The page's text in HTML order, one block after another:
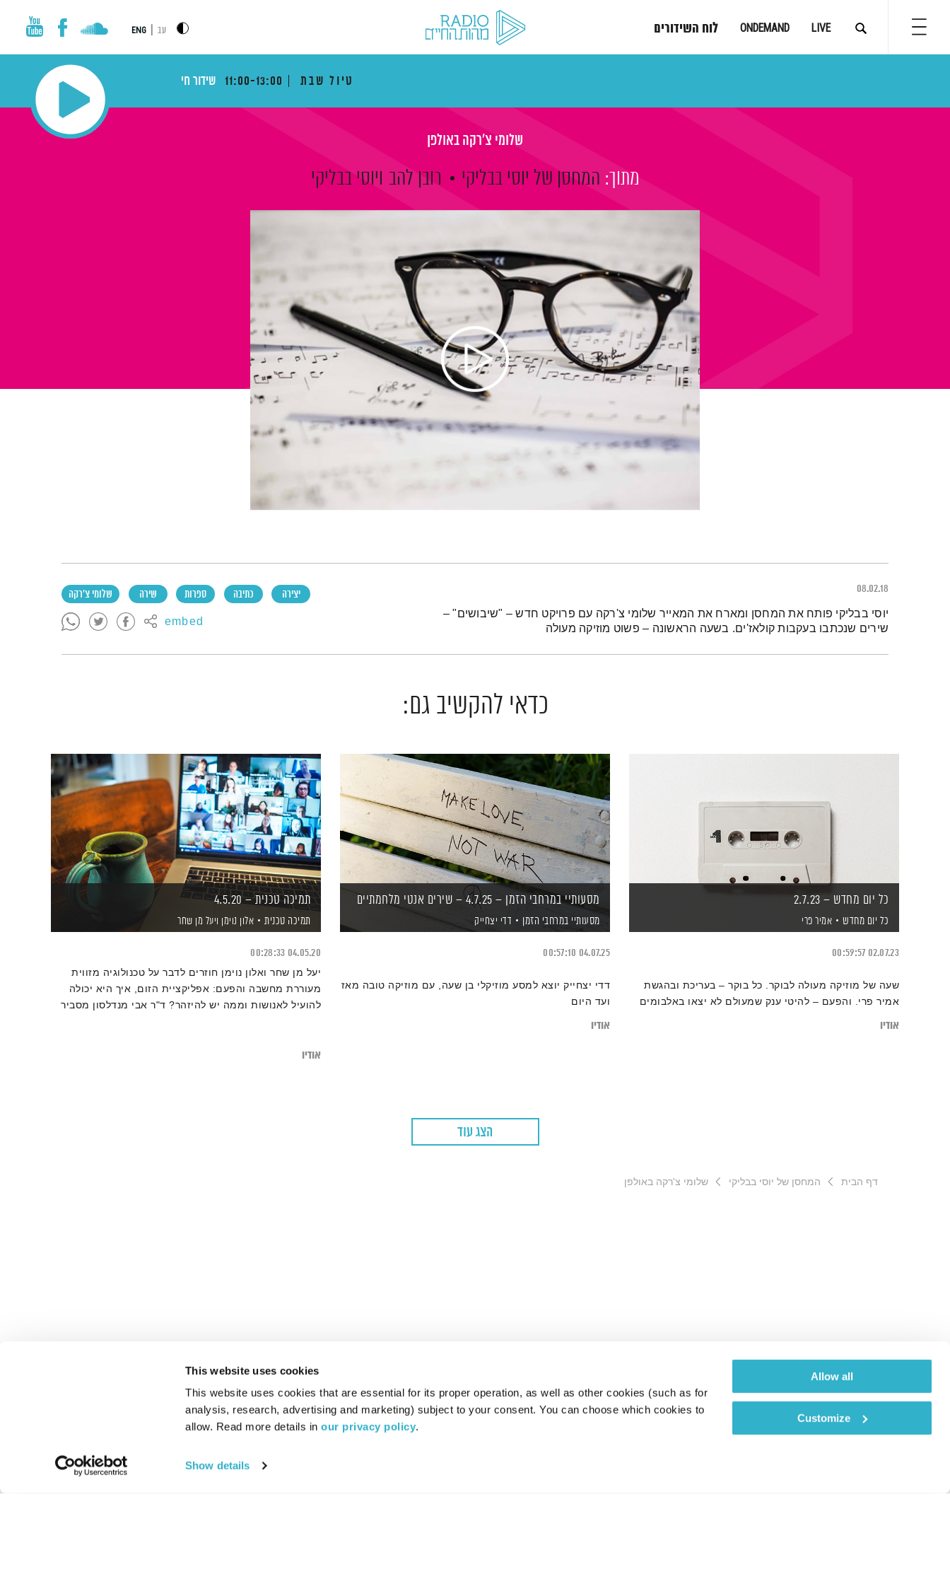
This website uses cookies
This website uses cookies that are essential for its proper operation, as well as other cookies (such as for
analysis, research, advertising and marketing) subject to your consent. You can choose which cookies to
allow. Read more details in our privacy policy.
Show details
Allow all
Customize
LIVE
ONDEMAND לוח השידורים עב ENG
טיול שבת 11:00-13:00 שידור חי
שלומי צ'רקה באולפן
מתוך: המחסן של יוסי בבליקי רובן להב ויוסי בבליקי
08.02.18 יצירה כתיבה ספרות שירה שלומי צ'רקה
embed תמצית הפודקאסט
יוסי בבליקי פותח את המחסן ומארח את המאייר שלומי צ'רקה עם פרויקט חדש – "שיבושים" –
שירים שנכתבו בעקבות קולאז'ים. בשעה הראשונה – פשוט מוזיקה מעולה
כדאי להקשיב גם:
כל יום מחדש – 2.7.23
כל יום מחדש אמיר פרי
02.07.23
00:59:57
שעה של מוזיקה מעולה לבוקר. כל בוקר – בעריכת ובהגשת
אמיר פרי. והפעם – להיטי ענק שמעולם לא יצאו באלבומים
אודיו
מסעותיי במרחבי הזמן – 4.7.25 – שירים אנטי מלחמתיים
מסעותיי במרחבי הזמן דדי יצחייק
04.07.25
00:57:10
דדי יצחייק יוצא למסע מוזיקלי בן שעה, עם מוזיקה טובה מאז
ועד היום
אודיו
תמיכה טכנית – 4.5.20
תמיכה טכנית אלון נוימן ויעל מן שחר
04.05.20
00:28:33
יעל מן שחר ואלון נוימן חוזרים לדבר על טכנולוגיה מזווית
מעוררת מחשבה והפעם: אפליקציית הזום, איך היא יכולה
להועיל לאנושות וממה יש להיזהר? ד"ר אבי מנדלסון מסביר
אודיו
הצג עוד
דף הבית המחסן של יוסי בבליקי שלומי צ'רקה באולפן